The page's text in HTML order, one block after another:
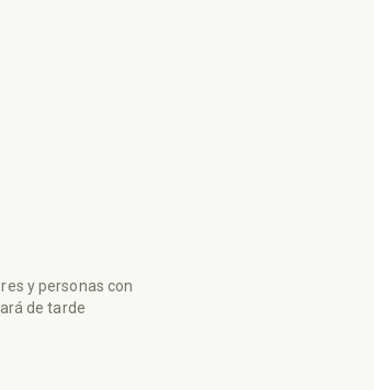
y personas con
de tarde